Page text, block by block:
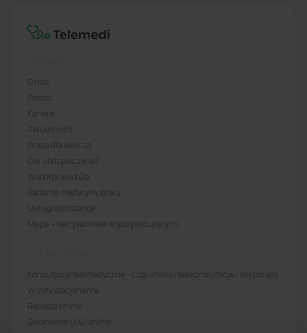
O nas
Pomoc
Kariera
Aktualności
Praca dla lekarza
Dla ubezpieczycieli
Współpraca b2b
Badania medycyny pracy
Usługi assistance
Mapa – sieć placówek współpracujących
Konsultacje telemedyczne – czat online i telekonsultacje / teleporady
Wizyty stacjonarne
Recepta online
Zwolnienie (L4) online